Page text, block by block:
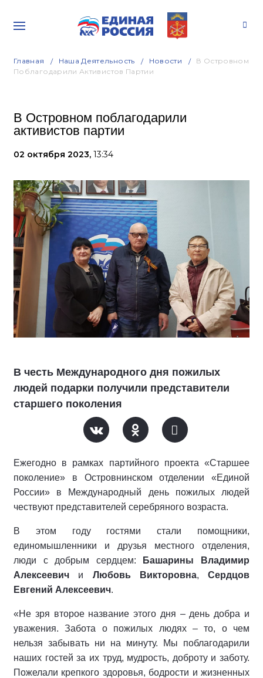
Главная Наша Деятельность Новости
В Островном
Поблагодарили Активистов Партии
В Островном поблагодарили
активистов партии
02 октября 2023, 13:34
В честь Международного дня пожилых
людей подарки получили представители
старшего поколения
Ежегодно в рамках партийного проекта «Старшее
поколение» в Островнинском отделении «Единой
России» в Международный день пожилых людей
чествуют представителей серебряного возраста.
В этом году гостями стали помощники,
единомышленники и друзья местного отделения,
люди с добрым сердцем:
Башарины Владимир
Алексеевич и Любовь Викторовна, Сердцов
Евгений Алексеевич.
«Не зря второе название этого дня – день добра и
уважения. Забота о пожилых людях – то, о чем
нельзя забывать ни на минуту. Мы поблагодарили
наших гостей за их труд, мудрость, доброту и заботу.
Пожелали крепкого здоровья, бодрости и жизненных